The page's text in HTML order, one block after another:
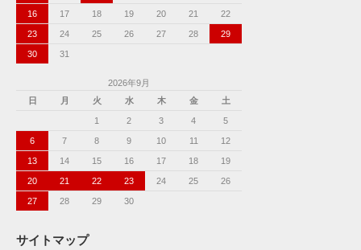
16 17 18 19 20 21 22
23 24 25 26 27 28 29
30 31
2026年9月
日
月 火 水 木 金 土
1 2 3 4 5
6 7 8 9 10 11 12
13 14 15 16 17 18 19
20 21 22 23 24 25 26
27 28 29 30
サイトマップ